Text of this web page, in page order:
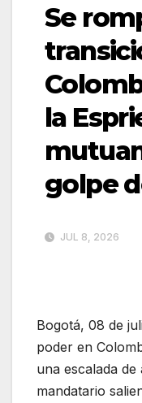
Se
la
golpe
JUL 8, 2026
Bogotá, 08 de
poder en
una escalada
mandatario